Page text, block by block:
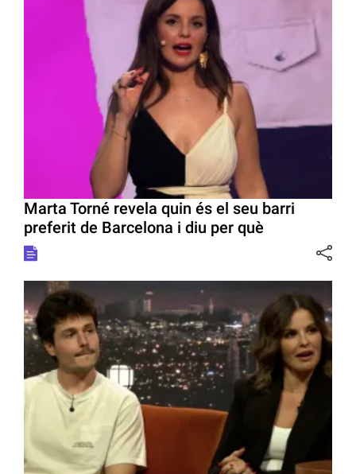
Marta Torné revela quin és el seu barri
preferit de Barcelona i diu per què